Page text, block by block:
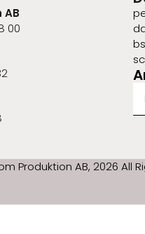
AB
00
Produktion AB, 2026 All